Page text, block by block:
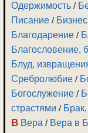
Одержимость /
Писание / Бизнес
Благодарение /
Благословение,
Блуд,
Сребролюбие /
Богослужение /
страстями / Брак.
В Вера / Вера в